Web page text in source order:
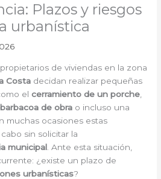
Plazos y riesgos
urbanística
de viviendas en la zona
Costa decidan realizar pequeñas
elcerramiento de un porche
barbacoa de obra o incluso una
muchas ocasiones estas
sin solicitar la
municipal . Ante esta situación,
¿existe un plazo de
urbanísticas?